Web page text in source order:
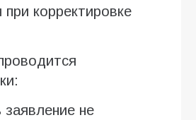
корректировке
заявление не